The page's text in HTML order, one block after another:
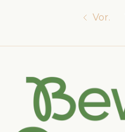
Vor.